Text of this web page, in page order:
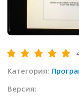
Категория:
Версия: